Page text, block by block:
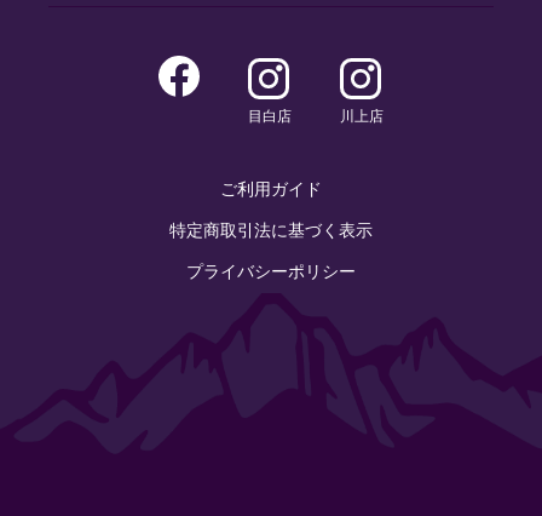
目白店 川上店
ご利用ガイド
特定商取引法に基づく表示
プライバシーポリシー